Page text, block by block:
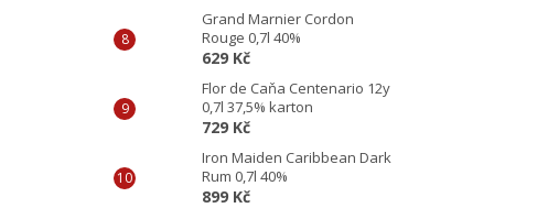
Grand Marnier Cordon
Rouge 0,7l 40%
629 Kč
Flor de Caňa Centenario 12y
0,7l 37,5% karton
729 Kč
Iron Maiden Caribbean Dark
Rum 0,7l 40%
899 Kč